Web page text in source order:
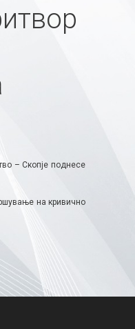
– Скопје поднесе
на кривично